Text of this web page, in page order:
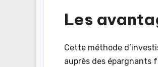
Les
Cette méthode
auprès des épargnants